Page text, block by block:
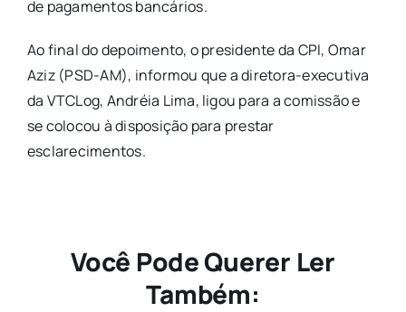
de pagamentos bancários.
Ao final do depoimento, o presidente da CPI, Omar
Aziz (PSD-AM), informou que a diretora-executiva
da VTCLog, Andréia Lima, ligou para a comissão e
se colocou à disposição para prestar
esclarecimentos.
Você Pode Querer Ler
Também: